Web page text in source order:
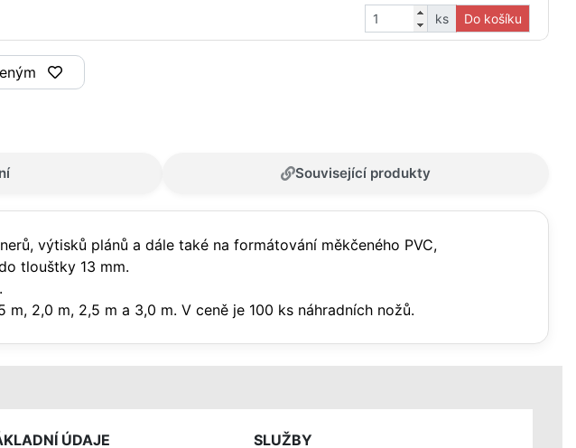
ks Do košíku
Související produkty
výtisků plánů a dále také na formátování měkčeného PVC,
tlouštky 13 mm.
2,0 m, 2,5 m a 3,0 m. V ceně je 100 ks náhradních nožů.
ÚDAJE SLUŽBY